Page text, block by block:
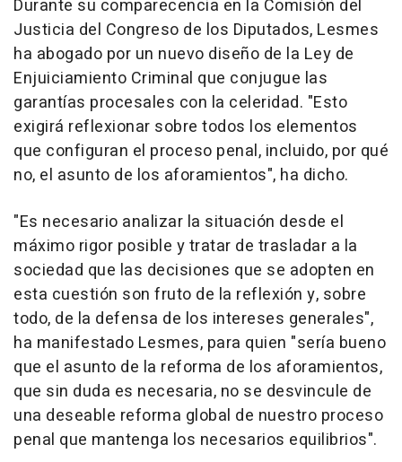
Durante su comparecencia en la Comisión del
Justicia del Congreso de los Diputados, Lesmes
ha abogado por un nuevo diseño de la Ley de
Enjuiciamiento Criminal que conjugue las
garantías procesales con la celeridad. "Esto
exigirá reflexionar sobre todos los elementos
que configuran el proceso penal, incluido, por qué
no, el asunto de los aforamientos", ha dicho.
"Es necesario analizar la situación desde el
máximo rigor posible y tratar de trasladar a la
sociedad que las decisiones que se adopten en
esta cuestión son fruto de la reflexión y, sobre
todo, de la defensa de los intereses generales",
ha manifestado Lesmes, para quien "sería bueno
que el asunto de la reforma de los aforamientos,
que sin duda es necesaria, no se desvincule de
una deseable reforma global de nuestro proceso
penal que mantenga los necesarios equilibrios".